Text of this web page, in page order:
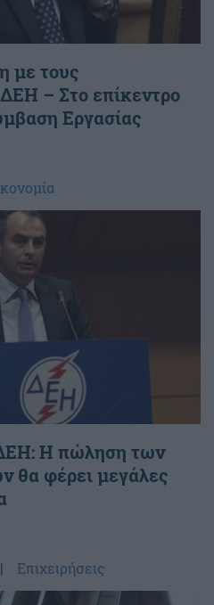
με τους
– Στο επίκεντρο
Εργασίας
Η πώληση των
θα φέρει μεγάλες
Επιχειρήσεις